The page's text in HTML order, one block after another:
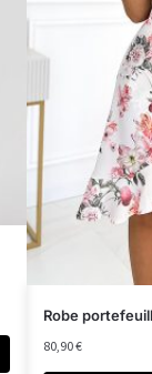
Robe
80,90€